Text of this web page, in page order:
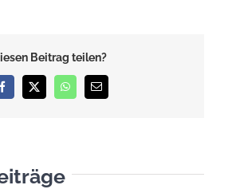
Beitrag teilen?
Facebook
X WhatsApp
E-
Mail